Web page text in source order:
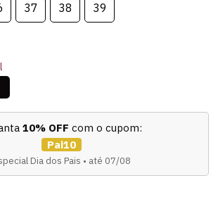
37 38 39
10% OFF com o cupom:
Pai10
Dia dos Pais • até 07/08